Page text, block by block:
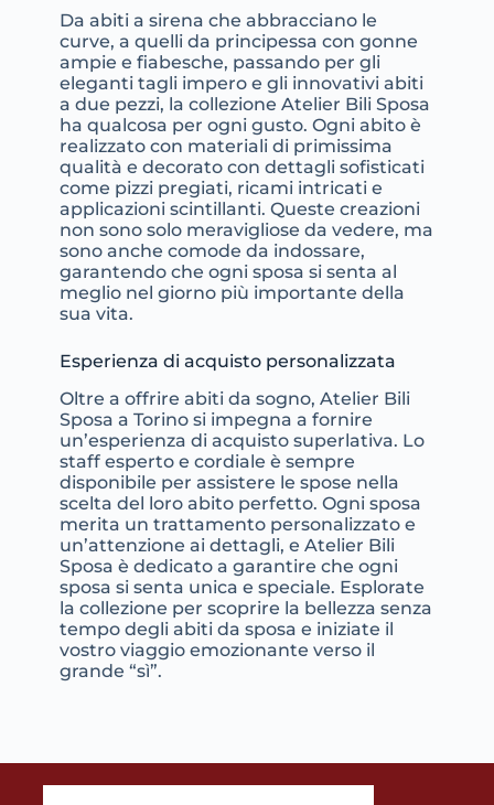
Da abiti a sirena che abbracciano le
curve, a quelli da principessa con gonne
ampie e fiabesche, passando per gli
eleganti tagli impero e gli innovativi abiti
a due pezzi, la collezione Atelier Bili Sposa
ha qualcosa per ogni gusto. Ogni abito è
realizzato con materiali di primissima
qualità e decorato con dettagli sofisticati
come pizzi pregiati, ricami intricati e
applicazioni scintillanti. Queste creazioni
non sono solo meravigliose da vedere, ma
sono anche comode da indossare,
garantendo che ogni sposa si senta al
meglio nel giorno più importante della
sua vita.
Esperienza di acquisto personalizzata
Oltre a offrire abiti da sogno, Atelier Bili
Sposa a Torino si impegna a fornire
un’esperienza di acquisto superlativa. Lo
staff esperto e cordiale è sempre
disponibile per assistere le spose nella
scelta del loro abito perfetto. Ogni sposa
merita un trattamento personalizzato e
un’attenzione ai dettagli, e Atelier Bili
Sposa è dedicato a garantire che ogni
sposa si senta unica e speciale. Esplorate
la collezione per scoprire la bellezza senza
tempo degli abiti da sposa e iniziate il
vostro viaggio emozionante verso il
grande “sì”.